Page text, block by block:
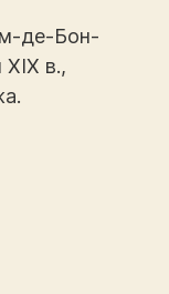
де-Бон-
XIX в.,